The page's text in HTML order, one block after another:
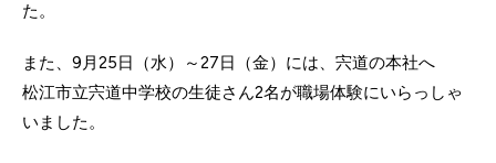
た。
また、9月25日（水）～27日（金）には、宍道の本社へ
松江市立宍道中学校の生徒さん2名が職場体験にいらっしゃ
いました。